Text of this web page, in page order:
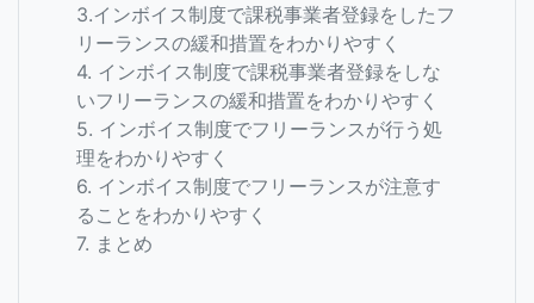
3.インボイス制度で課税事業者登録をしたフ
リーランスの緩和措置をわかりやすく
4. インボイス制度で課税事業者登録をしな
いフリーランスの緩和措置をわかりやすく
5. インボイス制度でフリーランスが行う処
理をわかりやすく
6. インボイス制度でフリーランスが注意す
ることをわかりやすく
7. まとめ